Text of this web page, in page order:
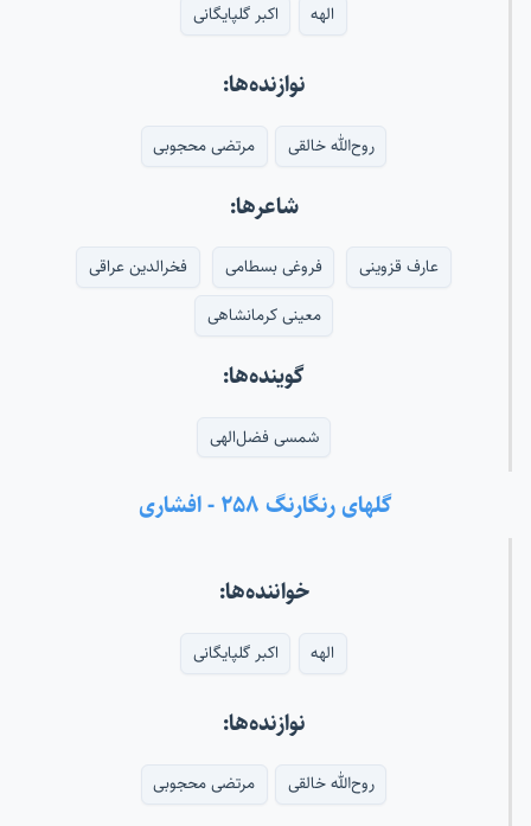
الهه اکبر گلپایگانی
نوازنده‌ها:
روح‌الله خالقی مرتضی محجوبی
شاعرها:
عارف قزوینی فروغی بسطامی
فخرالدین عراقی
معینی کرمانشاهی
گوینده‌ها:
شمسی فضل‌الهی
گلهای رنگارنگ ۲۵۸ - افشاری
خواننده‌ها:
الهه اکبر گلپایگانی
نوازنده‌ها:
روح‌الله خالقی مرتضی محجوبی